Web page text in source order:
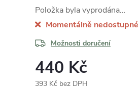
Položka byla vyprodána…
Momentálně nedostupné
Možnosti doručení
440 Kč
393 Kč bez DPH